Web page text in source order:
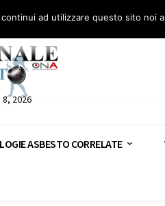
penale e lavoro Segnala – AGN
2026
ASBESTO CORRELATE
ad utilizzare questo sito noi